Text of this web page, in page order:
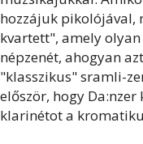
hozzájuk pikolójával,
kvartett", amely
népzenét, ahogyan
"klasszikus" sramli-
először, hogy
klarinétot a